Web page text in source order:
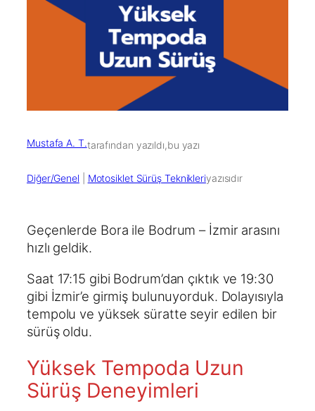
Mustafa A. T.tarafından yazıldı,bu yazı
Diğer/Genel Motosiklet Sürüş Teknikleriyazısıdır
Geçenlerde Bora ile Bodrum – İzmir arasını
hızlı geldik.
Saat 17:15 gibi Bodrum’dan çıktık ve 19:30
gibi İzmir’e girmiş bulunuyorduk. Dolayısıyla
tempolu ve yüksek süratte seyir edilen bir
sürüş oldu.
Yüksek Tempoda Uzun
Sürüş Deneyimleri